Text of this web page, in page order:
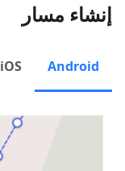
إنشاء مسار
Android
iOS